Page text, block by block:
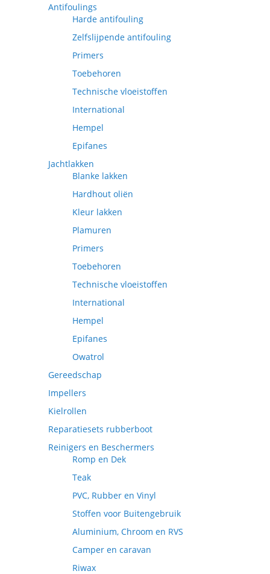
Antifoulings
Harde antifouling
Zelfslijpende antifouling
Primers
Toebehoren
Technische vloeistoffen
International
Hempel
Epifanes
Jachtlakken
Blanke lakken
Hardhout oliën
Kleur lakken
Plamuren
Primers
Toebehoren
Technische vloeistoffen
International
Hempel
Epifanes
Owatrol
Gereedschap
Impellers
Kielrollen
Reparatiesets rubberboot
Reinigers en Beschermers
Romp en Dek
Teak
PVC, Rubber en Vinyl
Stoffen voor Buitengebruik
Aluminium, Chroom en RVS
Camper en caravan
Riwax